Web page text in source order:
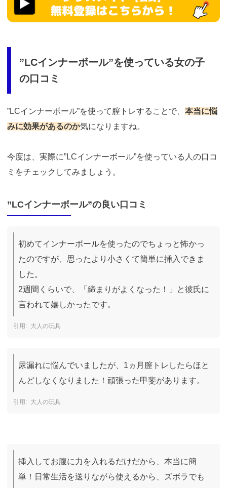
ad.com/ad/p/r?
_site=77933&_article=23375
”LCインナーボール”を使っている女の子
の口コミ
”LCインナーボール”を使って膣トレすることで、 本当に悩
みに効果があるのか気になりますね。
今度は、実際に”LCインナーボール”を使っている人の口コ
ミをチェックしてみましょう。
”LCインナーボール”の良い口コミ
初めてインナーボールを使ったのでちょっと怖かっ
たのですが、思ったより小さくて簡単に挿入できま
した。
2週間くらいで、「締まりがよくなった！」と彼氏に
言われて嬉しかったです。
大人の玩具
尿漏れに悩んでいましたが、1ヵ月膣トレしたらほと
んどしなくなりました！頑張った甲斐があります。
大人の玩具
挿入してお腹に力を入れるだけだから、本当に簡
単！日常生活を送りながら使えるから、ズボラでも